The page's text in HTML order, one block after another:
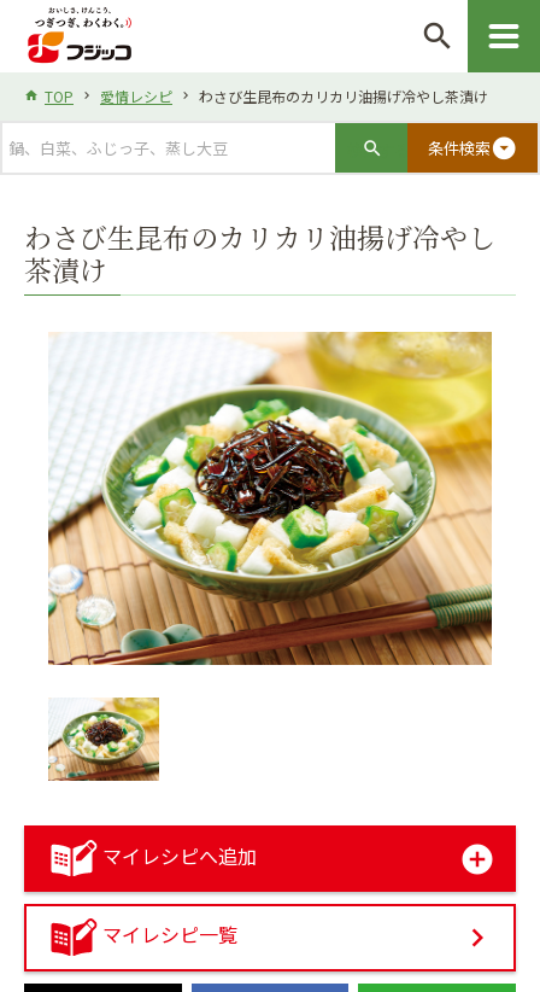
search
TOP 愛情レシピ わさび生昆布のカリカリ油揚げ冷やし茶漬け
条件検索arrow_drop_down_circle
わさび生昆布のカリカリ油揚げ冷やし
茶漬け
マイレシピへ追加
マイレシピ一覧